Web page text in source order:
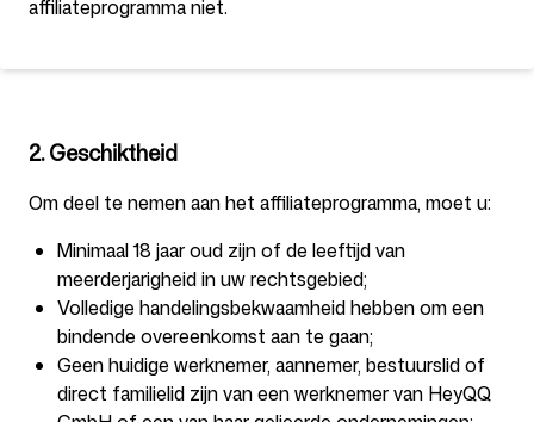
Inloggen Aanmelden
Volg ons
affiliateprogramma niet.
2. Geschiktheid
Om deel te nemen aan het affiliateprogramma, moet u:
Minimaal 18 jaar oud zijn of de leeftijd van
meerderjarigheid in uw rechtsgebied;
Volledige handelingsbekwaamheid hebben om een
bindende overeenkomst aan te gaan;
Geen huidige werknemer, aannemer, bestuurslid of
direct familielid zijn van een werknemer van HeyQQ